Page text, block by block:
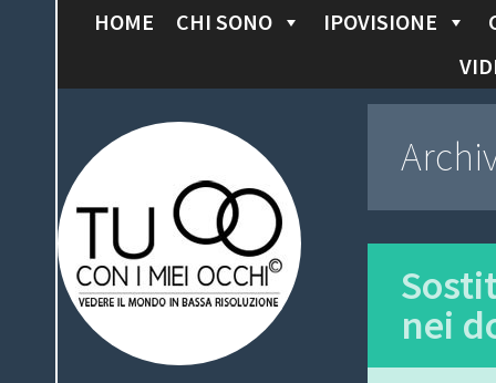
I
C
O
N
T
HOME CHI SONO IPOVISIONE
Tu con i miei
occhi
nei